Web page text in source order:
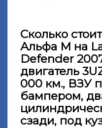
Сколько
Альфа М на
Defender
двигатель
000 км., ВЗУ
бампером,
сзади, под